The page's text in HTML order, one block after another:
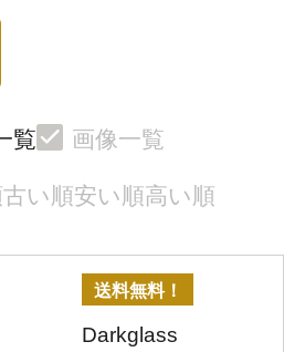
覧 画像一覧
古い順安い順高い順
送料無料！
Darkglass